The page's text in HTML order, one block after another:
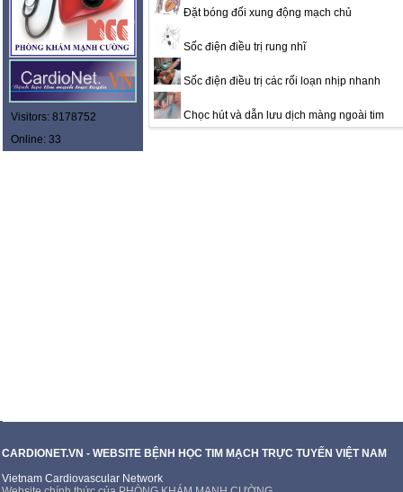
Visitors: 8178752
Online: 33
Đặt bóng đối xung động mạch chủ
Sốc điện điều trị rung nhĩ
Sốc điện điều trị các rối loạn nhịp nhanh
Chọc hút và dẫn lưu dịch màng ngoài tim
CARDIONET.VN - WEBSITE BỆNH HỌC TIM MẠCH TRỰC TUYẾN VIỆT NAM
Vietnam Cardiovascular Network